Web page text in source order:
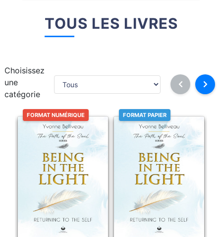
TOUS LES LIVRES
Choisissez
une
catégorie
FORMAT NUMÉRIQUE FORMAT PAPIER